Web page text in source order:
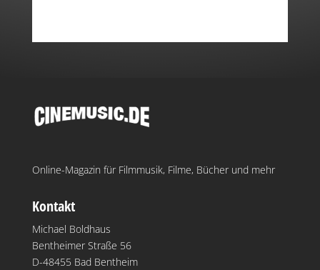
Online-Magazin für Filmmusik, Filme, Bücher und mehr
Kontakt
Michael Boldhaus
Bentheimer Straße 56
D-48455 Bad Bentheim